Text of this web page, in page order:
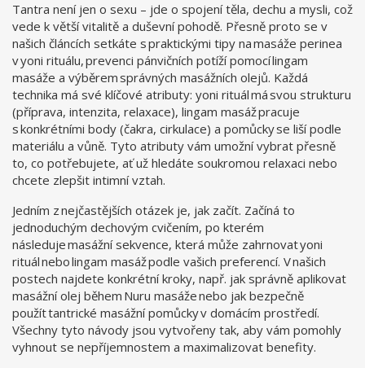
Tantra není jen o sexu – jde o spojení těla, dechu a mysli, což
vede k větší vitalitě a duševní pohodě. Přesně proto se v
našich článcích setkáte s praktickými tipy na masáže perinea
v yoni rituálu, prevenci pánvičních potíží pomocí lingam
masáže a výběrem správných masážních olejů. Každá
technika má své klíčové atributy: yoni rituál má svou strukturu
(příprava, intenzita, relaxace), lingam masáž pracuje
s konkrétními body (čakra, cirkulace) a pomůcky se liší podle
materiálu a vůně. Tyto atributy vám umožní vybrat přesně
to, co potřebujete, ať už hledáte soukromou relaxaci nebo
chcete zlepšit intimní vztah.
Jedním z nejčastějších otázek je, jak začít. Začíná to
jednoduchým dechovým cvičením, po kterém
následuje masážní sekvence, která může zahrnovat yoni
rituál nebo lingam masáž podle vašich preferencí. V našich
postech najdete konkrétní kroky, např. jak správně aplikovat
masážní olej během Nuru masáže nebo jak bezpečně
použít tantrické masážní pomůcky v domácím prostředí.
Všechny tyto návody jsou vytvořeny tak, aby vám pomohly
vyhnout se nepříjemnostem a maximalizovat benefity.